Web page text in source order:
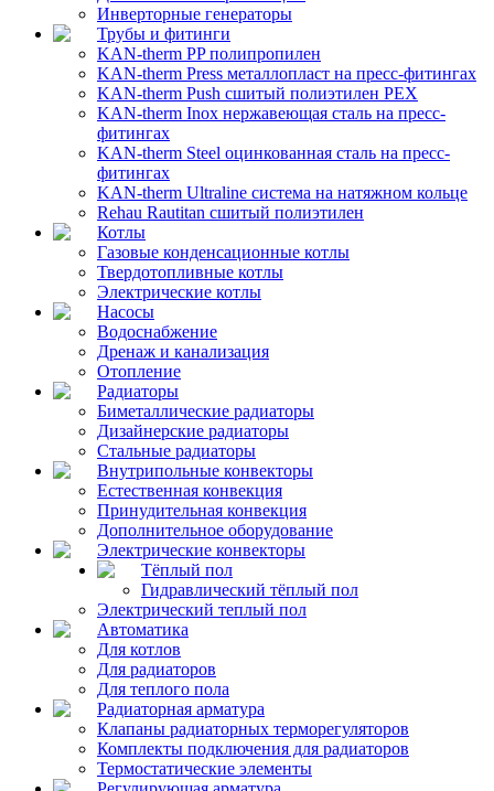
Инверторные генераторы
Трубы и фитинги
KAN-therm PP полипропилен
KAN-therm Рress металлопласт на пресс-фитингах
KAN-therm Push сшитый полиэтилен PEX
KAN-therm Inox нержавеющая сталь на пресс-
фитингах
KAN-therm Steel оцинкованная сталь на пресс-
фитингах
KAN-therm Ultraline система на натяжном кольце
Rehau Rautitan сшитый полиэтилен
Котлы
Газовые конденсационные котлы
Твердотопливные котлы
Электрические котлы
Насосы
Водоснабжение
Дренаж и канализация
Отопление
Радиаторы
Биметаллические радиаторы
Дизайнерские радиаторы
Стальные радиаторы
Внутрипольные конвекторы
Естественная конвекция
Принудительная конвекция
Дополнительное оборудование
Электрические конвекторы
Тёплый пол
Гидравлический тёплый пол
Электрический теплый пол
Автоматика
Для котлов
Для радиаторов
Для теплого пола
Радиаторная арматура
Клапаны радиаторных терморегуляторов
Комплекты подключения для радиаторов
Термостатические элементы